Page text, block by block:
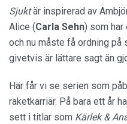
Sjuktär inspirerad av
Alice (Carla Sehn) som har
och nu måste få ordning
givetvis är lättare sagt än
Här får vi se serien som
raketkarriär. På bara ett år
sett i titlar som Kärlek &